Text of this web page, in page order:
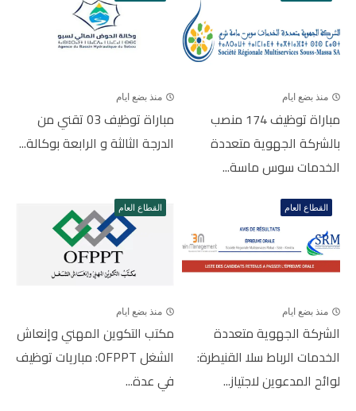
منذ بضع ايام
مباراة توظيف 174 منصب
بالشركة الجهوية متعددة
الخدمات سوس ماسة...
منذ بضع ايام
مباراة توظيف 03 تقني من
الدرجة الثالثة و الرابعة بوكالة...
القطاع العام
منذ بضع ايام
الشركة الجهوية متعددة
الخدمات الرباط سلا القنيطرة:
لوائح المدعوين لاجتياز...
القطاع العام
منذ بضع ايام
مكتب التكوين المهني وإنعاش
الشغل OFPPT: مباريات توظيف
في عدة...